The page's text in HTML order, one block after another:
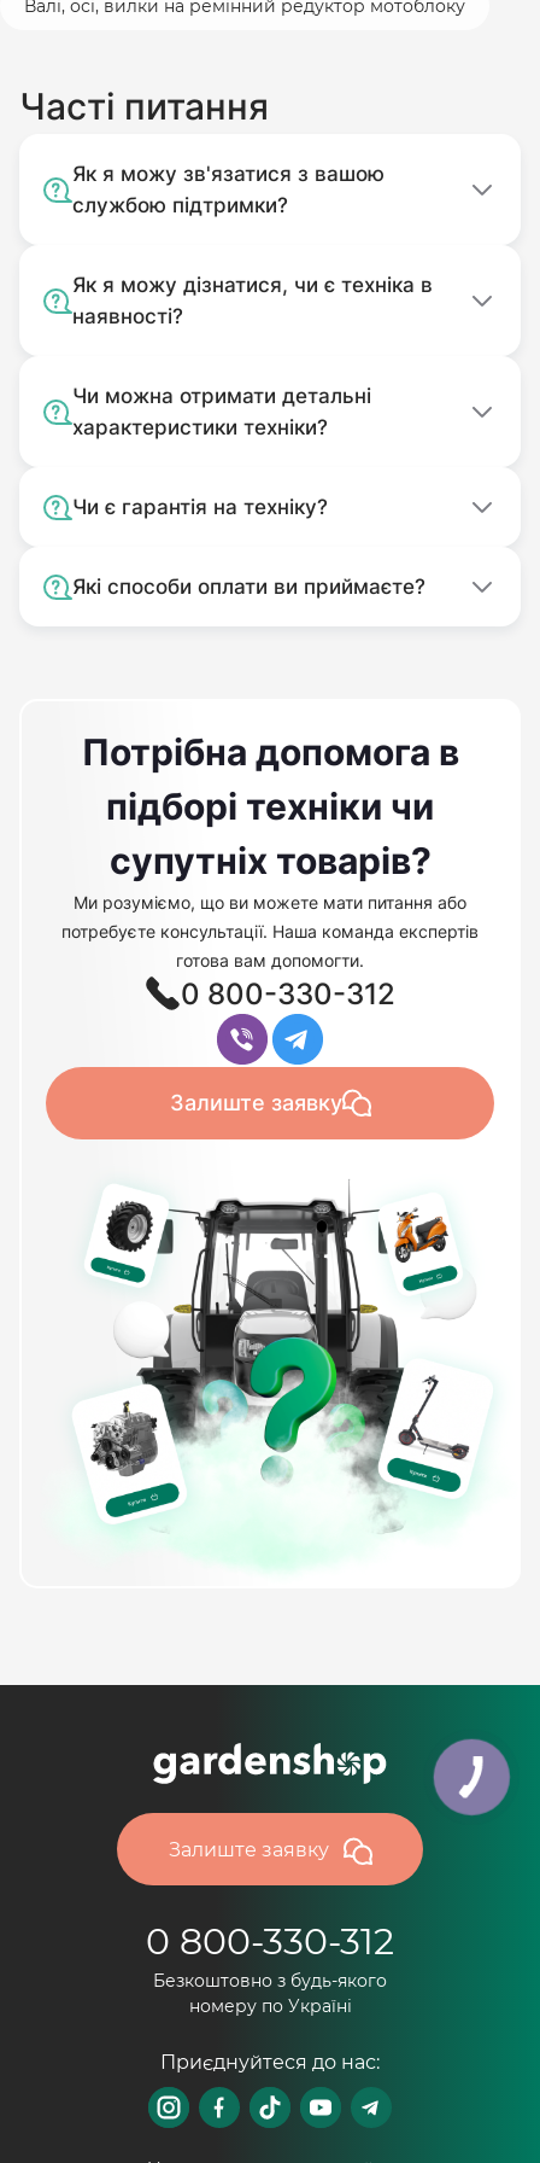
корпусу сторонніх предметів).
Комплектність подачі якого
відповідає комплекту покупки.
призначенням.
Забруднений.
Валі, осі, вилки на ремінний редуктор мотоблоку
Часті питання
Як я можу зв'язатися з вашою
службою підтримки?
Як я можу дізнатися, чи є техніка в
наявності?
Чи можна отримати детальні
характеристики техніки?
Чи є гарантія на техніку?
Які способи оплати ви приймаєте?
Потрібна допомога в
підборі техніки чи
супутніх товарів?
Ми розуміємо, що ви можете мати питання або
потребуєте консультації. Наша команда експертів
готова вам допомогти.
0 800-330-312
Залиште заявку
Залиште заявку
0 800-330-312
Безкоштовно з будь-якого
номеру по Україні
Приєднуйтеся до нас: